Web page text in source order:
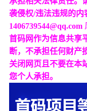
袭侵权/违法违规的内
1406739544@qq.com
首码网作为信息共享
断，不承担任何财产
关闭网页且不要在本
您个人承担。